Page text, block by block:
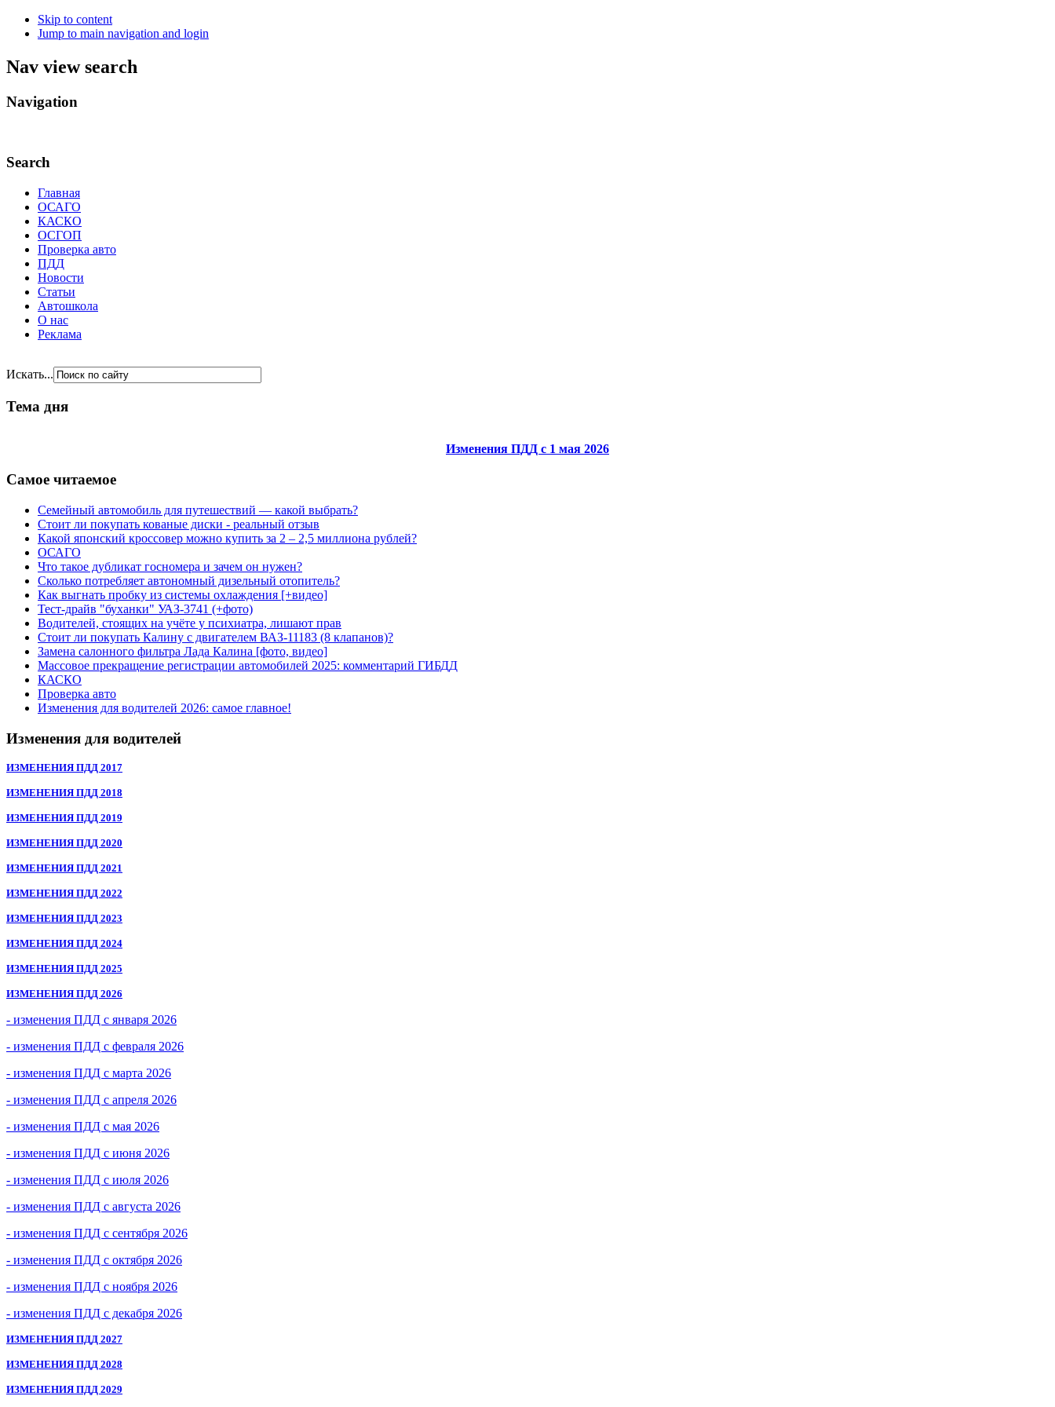
Skip to content
Jump to main navigation and login
Nav view search
Navigation
Search
Главная
ОСАГО
КАСКО
ОСГОП
Проверка авто
ПДД
Новости
Статьи
Автошкола
О нас
Реклама
Искать...
Тема дня
Изменения ПДД с 1 мая 2026
Самое читаемое
Семейный автомобиль для путешествий — какой выбрать?
Стоит ли покупать кованые диски - реальный отзыв
Какой японский кроссовер можно купить за 2 – 2,5 миллиона рублей?
ОСАГО
Что такое дубликат госномера и зачем он нужен?
Сколько потребляет автономный дизельный отопитель?
Как выгнать пробку из системы охлаждения [+видео]
Тест-драйв "буханки" УАЗ-3741 (+фото)
Водителей, стоящих на учёте у психиатра, лишают прав
Стоит ли покупать Калину с двигателем ВАЗ-11183 (8 клапанов)?
Замена салонного фильтра Лада Калина [фото, видео]
Массовое прекращение регистрации автомобилей 2025: комментарий ГИБДД
КАСКО
Проверка авто
Изменения для водителей 2026: самое главное!
Изменения для водителей
ИЗМЕНЕНИЯ ПДД 2017
ИЗМЕНЕНИЯ ПДД 2018
ИЗМЕНЕНИЯ ПДД 2019
ИЗМЕНЕНИЯ ПДД 2020
ИЗМЕНЕНИЯ ПДД 2021
ИЗМЕНЕНИЯ ПДД 2022
ИЗМЕНЕНИЯ ПДД 2023
ИЗМЕНЕНИЯ ПДД 2024
ИЗМЕНЕНИЯ ПДД 2025
ИЗМЕНЕНИЯ ПДД 2026
- изменения ПДД с января 2026
- изменения ПДД с февраля 2026
- изменения ПДД с марта 2026
- изменения ПДД с апреля 2026
- изменения ПДД с мая 2026
- изменения ПДД с июня 2026
- изменения ПДД с июля 2026
- изменения ПДД с августа 2026
- изменения ПДД с сентября 2026
- изменения ПДД с октября 2026
- изменения ПДД с ноября 2026
- изменения ПДД с декабря 2026
ИЗМЕНЕНИЯ ПДД 2027
ИЗМЕНЕНИЯ ПДД 2028
ИЗМЕНЕНИЯ ПДД 2029